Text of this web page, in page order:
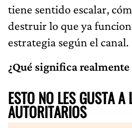
tiene sentido escalar,
destruir lo que ya
estrategia según el canal.
¿Qué significa realmente
ESTO NO LES GUSTA A
AUTORITARIOS